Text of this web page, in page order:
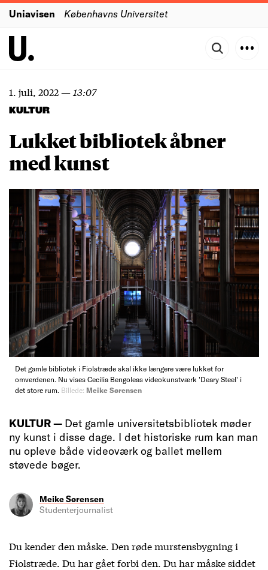
Uniavisen Københavns Universitet
1. juli, 2022— 13:07
KULTUR
Lukket bibliotek åbner
med kunst
Det gamle bibliotek i Fiolstræde skal ikke længere være lukket for
omverdenen. Nu vises Cecilia Bengoleas videokunstværk 'Deary Steel' i
det store rum. Billede: Meike Sørensen
KULTUR — Det gamle universitetsbibliotek møder
ny kunst i disse dage. I det historiske rum kan man
nu opleve både videoværk og ballet mellem
støvede bøger.
Meike Sørensen
Studenterjournalist
Du kender den måske. Den røde murstensbygning i
Fiolstræde. Du har gået forbi den. Du har måske siddet